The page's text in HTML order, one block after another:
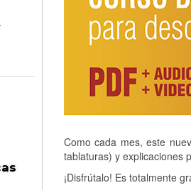
Como cada mes, este
tablaturas) y explicaciones
¡Disfrútalo! Es totalmente